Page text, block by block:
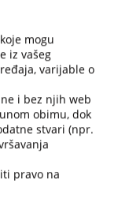
pravnih
objavljivanje
zastupnicima
pred sudom,
i jednakost pred
većeg broja
iz oblasti
za sastanke
se održava
VSTV-a BiH.
najviše
na raniju praksu
mogu
iz vašeg
varijable o
i bez njih web
obimu, dok
stvari (npr.
pravo na